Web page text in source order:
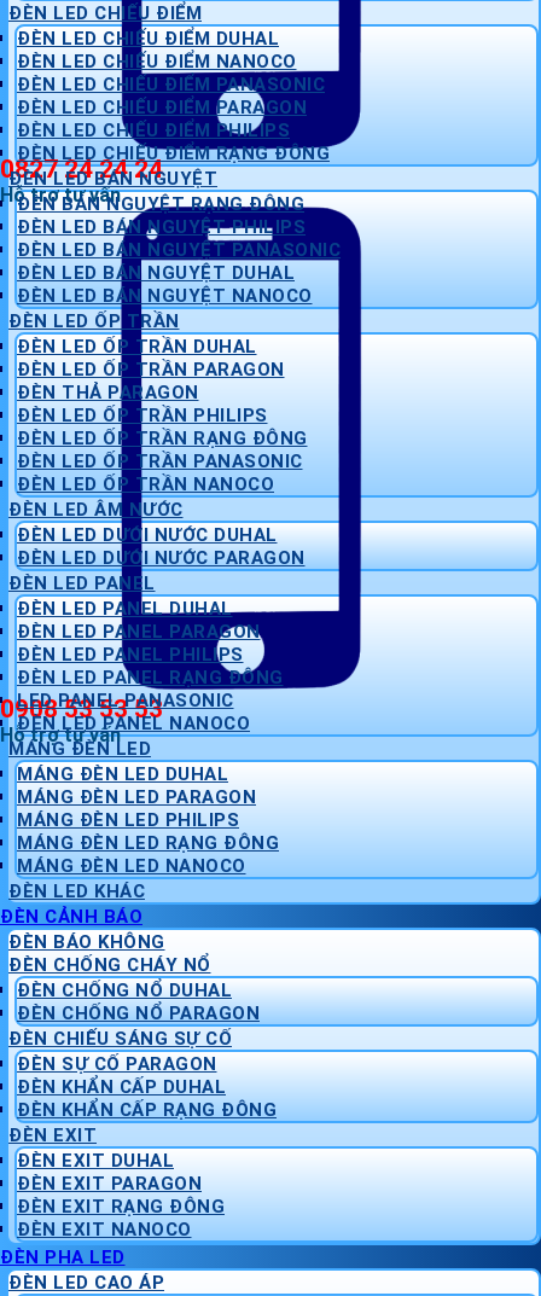
0827 24 24 24
Hỗ trợ tư vấn
0908 53 53 53
Hỗ trợ tư vấn
ĐÈN LED CHIẾU ĐIỂM
ĐÈN LED CHIẾU ĐIỂM DUHAL
ĐÈN LED CHIẾU ĐIỂM NANOCO
ĐÈN LED CHIẾU ĐIỂM PANASONIC
ĐÈN LED CHIẾU ĐIỂM PARAGON
ĐÈN LED CHIẾU ĐIỂM PHILIPS
ĐÈN LED CHIẾU ĐIỂM RẠNG ĐÔNG
ĐÈN LED BÁN NGUYỆT
ĐÈN BÁN NGUYỆT RẠNG ĐÔNG
ĐÈN LED BÁN NGUYỆT PHILIPS
ĐÈN LED BÁN NGUYỆT PANASONIC
ĐÈN LED BÁN NGUYỆT DUHAL
ĐÈN LED BÁN NGUYỆT NANOCO
ĐÈN LED ỐP TRẦN
ĐÈN LED ỐP TRẦN DUHAL
ĐÈN LED ỐP TRẦN PARAGON
ĐÈN THẢ PARAGON
ĐÈN LED ỐP TRẦN PHILIPS
ĐÈN LED ỐP TRẦN RẠNG ĐÔNG
ĐÈN LED ỐP TRẦN PANASONIC
ĐÈN LED ỐP TRẦN NANOCO
ĐÈN LED ÂM NƯỚC
ĐÈN LED DƯỚI NƯỚC DUHAL
ĐÈN LED DƯỚI NƯỚC PARAGON
ĐÈN LED PANEL
ĐÈN LED PANEL DUHAL
ĐÈN LED PANEL PARAGON
ĐÈN LED PANEL PHILIPS
ĐÈN LED PANEL RẠNG ĐÔNG
LED PANEL PANASONIC
ĐÈN LED PANEL NANOCO
MÁNG ĐÈN LED
MÁNG ĐÈN LED DUHAL
MÁNG ĐÈN LED PARAGON
MÁNG ĐÈN LED PHILIPS
MÁNG ĐÈN LED RẠNG ĐÔNG
MÁNG ĐÈN LED NANOCO
ĐÈN LED KHÁC
ĐÈN CẢNH BÁO
ĐÈN BÁO KHÔNG
ĐÈN CHỐNG CHÁY NỔ
ĐÈN CHỐNG NỔ DUHAL
ĐÈN CHỐNG NỔ PARAGON
ĐÈN CHIẾU SÁNG SỰ CỐ
ĐÈN SỰ CỐ PARAGON
ĐÈN KHẨN CẤP DUHAL
ĐÈN KHẨN CẤP RẠNG ĐÔNG
ĐÈN EXIT
ĐÈN EXIT DUHAL
ĐÈN EXIT PARAGON
ĐÈN EXIT RẠNG ĐÔNG
ĐÈN EXIT NANOCO
ĐÈN PHA LED
ĐÈN LED CAO ÁP